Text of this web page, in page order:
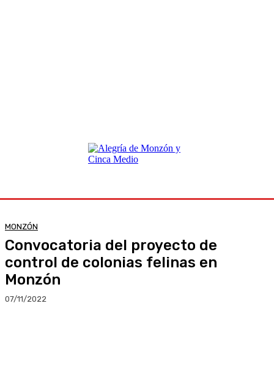
MONZÓN
Convocatoria del proyecto de
control de colonias felinas en
Monzón
07/11/2022